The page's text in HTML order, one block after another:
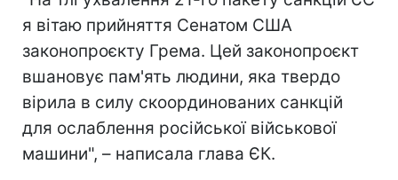
я вітаю прийняття Сенатом США
законопроєкту Грема. Цей законопроєкт
вшановує пам'ять людини, яка твердо
вірила в силу скоординованих санкцій
для ослаблення російської військової
машини", – написала глава ЄК.